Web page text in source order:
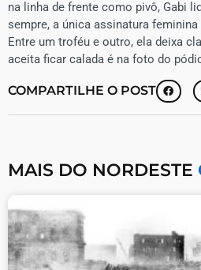
na linha de frente como pivô, Gabi
sempre, a única assinatura
Entre um troféu e outro, ela deixa
aceita ficar calada é na foto do
COMPARTILHE O POST
MAIS DO NORDESTE